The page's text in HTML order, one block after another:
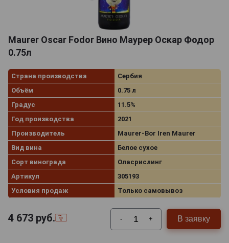
Maurer Oscar Fodor Вино Маурер Оскар Фодор
0.75л
Страна производства
Сербия
Объём
0.75 л
Градус
11.5%
Год производства
2021
Производитель
Maurer-Bor Iren Maurer
Вид вина
Белое сухое
Сорт винограда
Оласрислинг
Артикул
305193
Условия продаж
Только самовывоз
4 673 руб. - + В заявку